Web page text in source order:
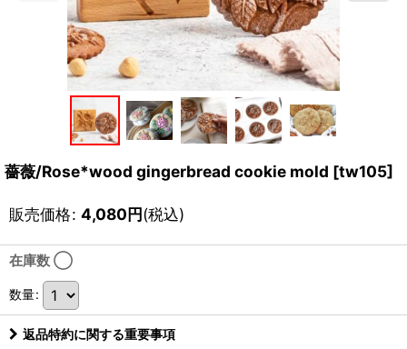
薔薇/Rose*wood gingerbread cookie mold [tw105]
販売価格: 4,080円(税込)
在庫数 ◯
数量:
返品特約に関する重要事項